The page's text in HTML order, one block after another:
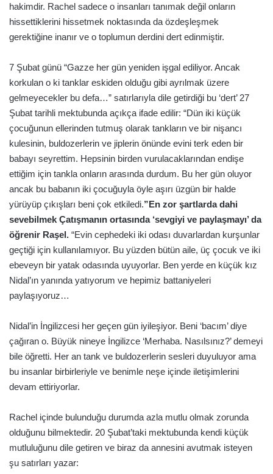
hakimdir. Rachel sadece o insanları tanımak değil onların
hissettiklerini hissetmek noktasında da özdeşleşmek
gerektiğine inanır ve o toplumun derdini dert edinmiştir.
7 Şubat günü “Gazze her gün yeniden işgal ediliyor. Ancak
korkulan o ki tanklar eskiden olduğu gibi ayrılmak üzere
gelmeyecekler bu defa…” satırlarıyla dile getirdiği bu ‘dert’ 27
Şubat tarihli mektubunda açıkça ifade edilir: “Dün iki küçük
çocuğunun ellerinden tutmuş olarak tankların ve bir nişancı
kulesinin, buldozerlerin ve jiplerin önünde evini terk eden bir
babayı seyrettim. Hepsinin birden vurulacaklarından endişe
ettiğim için tankla onların arasında durdum. Bu her gün oluyor
ancak bu babanın iki çocuğuyla öyle aşırı üzgün bir halde
yürüyüp çıkışları beni çok etkiledi.”En zor şartlarda dahi
sevebilmek Çatışmanın ortasında ‘sevgiyi ve paylaşmayı’ da
öğrenir Raşel. “Evin cephedeki iki odası duvarlardan kurşunlar
geçtiği için kullanılamıyor. Bu yüzden bütün aile, üç çocuk ve iki
ebeveyn bir yatak odasında uyuyorlar. Ben yerde en küçük kız
Nidal’ın yanında yatıyorum ve hepimiz battaniyeleri
paylaşıyoruz…
Nidal’in İngilizcesi her geçen gün iyileşiyor. Beni ‘bacım’ diye
çağıran o. Büyük nineye İngilizce ‘Merhaba. Nasılsınız?’ demeyi
bile öğretti. Her an tank ve buldozerlerin sesleri duyuluyor ama
bu insanlar birbirleriyle ve benimle neşe içinde iletişimlerini
devam ettiriyorlar.
Rachel içinde bulunduğu durumda azla mutlu olmak zorunda
olduğunu bilmektedir. 20 Şubat’taki mektubunda kendi küçük
mutluluğunu dile getiren ve biraz da annesini avutmak isteyen
şu satırları yazar: